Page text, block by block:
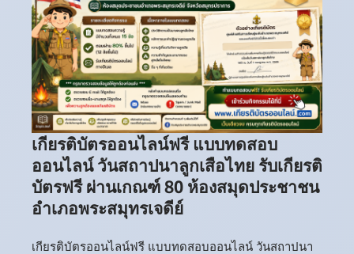
เกียรติบัตรออนไลน์ฟรี แบบทดสอบ
ออนไลน์ วันสถาปนาลูกเสือไทย รับเกียรติ
บัตรฟรี ผ่านเกณฑ์ 80 ห้องสมุดประชาชน
อำเภอพระสมุทรเจดีย์
เกียรติบัตรออนไลน์ฟรี แบบทดสอบออนไลน์ วันสถาปนา